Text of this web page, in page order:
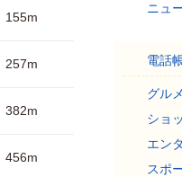
155m
257m
382m
456m
ニュ
電話
グルメ
ショ
エン
スポ